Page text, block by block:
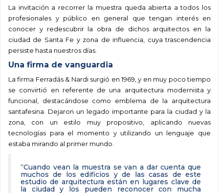
La invitación a recorrer la muestra queda abierta a todos los
profesionales y público en general que tengan interés en
conocer y redescubrir la obra de dichos arquitectos en la
ciudad de Santa Fe y zona de influencia, cuya trascendencia
persiste hasta nuestros días.
Una firma de vanguardia
La firma Ferradás & Nardi surgió en 1969, y en muy poco tiempo
se convirtió en referente de una arquitectura modernista y
funcional, destacándose como emblema de la arquitectura
santafesina. Dejaron un legado importante para la ciudad y la
zona, con un estilo muy propositivo, aplicando nuevas
tecnologías para el momento y utilizando un lenguaje que
estaba mirando al primer mundo.
“Cuando vean la muestra se van a dar cuenta que
muchos de los edificios y de las casas de este
estudio de arquitectura están en lugares clave de
la ciudad y los pueden reconocer con mucha